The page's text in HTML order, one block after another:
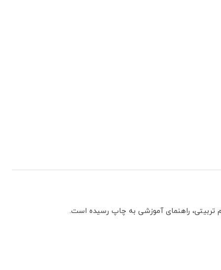
تربیتی، راهنمای آموزشی به چاپ رسیده است.